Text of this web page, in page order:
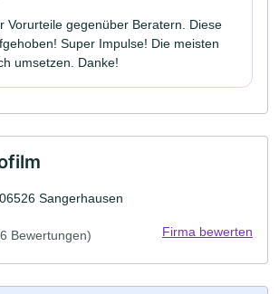
Vorurteile gegenüber Beratern. Diese
Super Impulse! Die meisten
umsetzen. Danke!
Sangerhausen
Bewertungen) Firma bewerten